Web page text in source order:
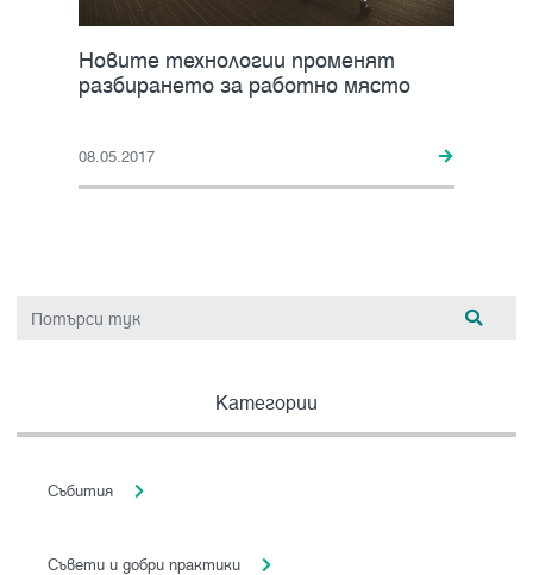
Новите технологии променят
разбирането за работно място
08.05.2017
Категории
Събития
Съвети и добри практики